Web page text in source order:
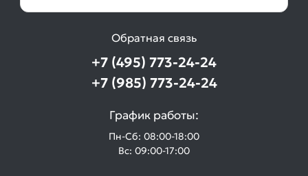
Обратная связь
+7 (495) 773-24-24
+7 (985) 773-24-24
График работы:
Пн-Сб: 08:00-18:00
Вс: 09:00-17:00